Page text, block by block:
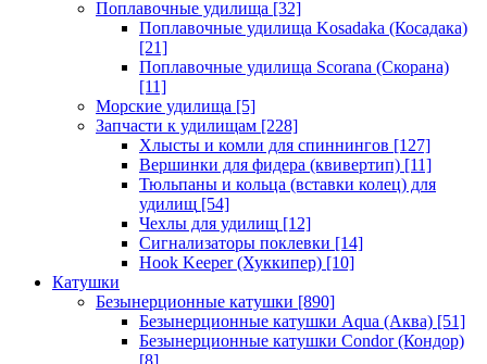
Поплавочные удилища [32]
Поплавочные удилища Kosadaka (Косадака)
[21]
Поплавочные удилища Scorana (Скорана)
[11]
Морские удилища [5]
Запчасти к удилищам [228]
Хлысты и комли для спиннингов [127]
Вершинки для фидера (квивертип) [11]
Тюльпаны и кольца (вставки колец) для
удилищ [54]
Чехлы для удилищ [12]
Сигнализаторы поклевки [14]
Hook Keeper (Хуккипер) [10]
Катушки
Безынерционные катушки [890]
Безынерционные катушки Aqua (Аква) [51]
Безынерционные катушки Condor (Кондор)